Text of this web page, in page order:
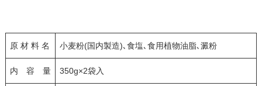
原 材 料 名 小麦粉(国内製造)､食塩､食用植物油脂､澱粉
内 容 量 350g×2袋入